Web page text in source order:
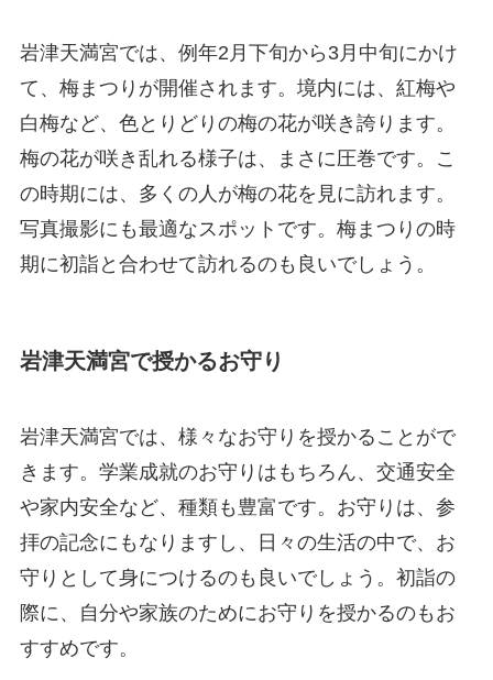
岩津天満宮では、例年2月下旬から3月中旬にかけ
て、梅まつりが開催されます。境内には、紅梅や
白梅など、色とりどりの梅の花が咲き誇ります。
梅の花が咲き乱れる様子は、まさに圧巻です。こ
の時期には、多くの人が梅の花を見に訪れます。
写真撮影にも最適なスポットです。梅まつりの時
期に初詣と合わせて訪れるのも良いでしょう。
岩津天満宮で授かるお守り
岩津天満宮では、様々なお守りを授かることがで
きます。学業成就のお守りはもちろん、交通安全
や家内安全など、種類も豊富です。お守りは、参
拝の記念にもなりますし、日々の生活の中で、お
守りとして身につけるのも良いでしょう。初詣の
際に、自分や家族のためにお守りを授かるのもお
すすめです。